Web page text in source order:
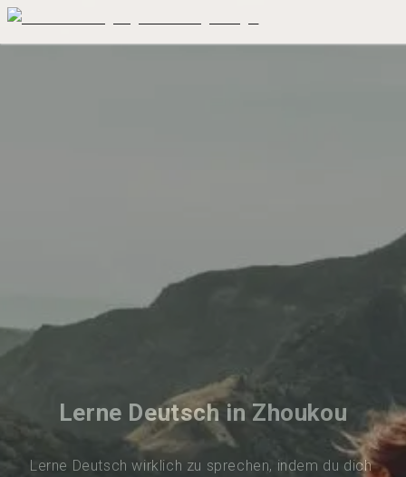
Lerne Deutsch in Zhoukou
Lerne Deutsch wirklich zu sprechen, indem du dich